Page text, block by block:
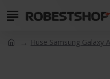
Huse Samsung Galaxy